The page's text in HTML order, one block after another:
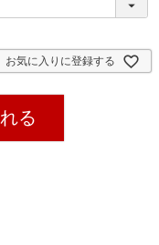
お気に入りに登録する
る